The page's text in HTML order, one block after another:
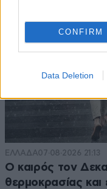
CONFIRM
Data Deletion
ΕΛΛΑΔΑ07·08·2026 21:13
Ο καιρός τον
θερμοκρασίας